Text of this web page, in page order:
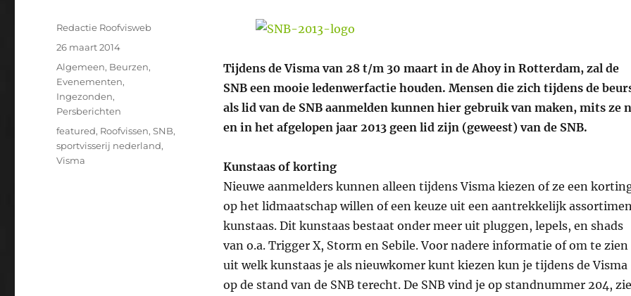
Tijdens de Visma van 28 t/m 30 maart in de Ahoy in Rotterdam, zal de
SNB een mooie ledenwerfactie houden. Mensen die zich tijdens de
als lid van de SNB aanmelden kunnen hier gebruik van maken, mits ze
en in het afgelopen jaar 2013 geen lid zijn (geweest) van de SNB.
Kunstaas of korting
Nieuwe aanmelders kunnen alleen tijdens Visma kiezen of ze een
op het lidmaatschap willen of een keuze uit een aantrekkelijk
kunstaas. Dit kunstaas bestaat onder meer uit pluggen, lepels, en shads
van o.a. Trigger X, Storm en Sebile. Voor nadere informatie of om te zien
uit welk kunstaas je als nieuwkomer kunt kiezen kun je tijdens de Visma
op de stand van de SNB terecht. De SNB vind je op standnummer 204, zie
Auteur
Redactie Roofvisweb
Geplaatst
op
26 maart 2014
Categorieën
Algemeen, Beurzen,
Evenementen,
Ingezonden,
Persberichten
Tags
featured, Roofvissen,SNB,
sportvisserij nederland,
Visma